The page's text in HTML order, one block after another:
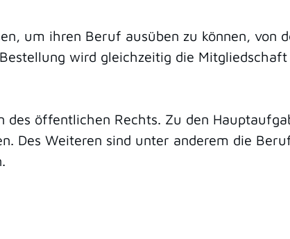
um ihren Beruf ausüben zu können, von
wird gleichzeitig die
öffentlichen Rechts. Zu den
Des Weiteren sind unter anderem die